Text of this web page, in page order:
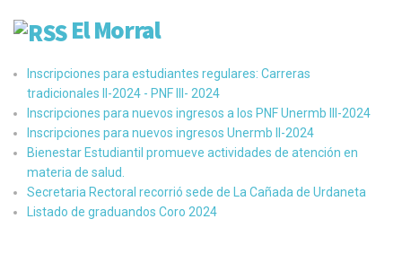
El Morral
Inscripciones para estudiantes regulares: Carreras
tradicionales II-2024 - PNF III- 2024
Inscripciones para nuevos ingresos a los PNF Unermb III-2024
Inscripciones para nuevos ingresos Unermb II-2024
Bienestar Estudiantil promueve actividades de atención en
materia de salud.
Secretaria Rectoral recorrió sede de La Cañada de Urdaneta
Listado de graduandos Coro 2024